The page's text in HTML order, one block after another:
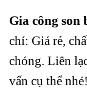
Gia công son
chí: Giá rẻ,
chóng. Liên
vấn cụ thể nhé!